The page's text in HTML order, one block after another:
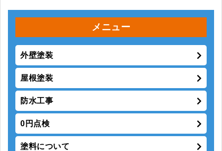
メニュー
外壁塗装
屋根塗装
防水工事
0円点検
塗料について